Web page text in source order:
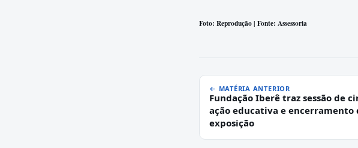
Foto: Reprodução | Fonte: Assessoria
← MATÉRIA ANTERIOR
Fundação Iberê traz sessão de
ação educativa e encerramento
exposição